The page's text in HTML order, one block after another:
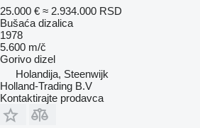
25.000 € ≈ 2.934.000 RSD
Bušaća dizalica
1978
5.600 m/č
Gorivo dizel
Holandija, Steenwijk
Holland-Trading B.V
Kontaktirajte prodavca